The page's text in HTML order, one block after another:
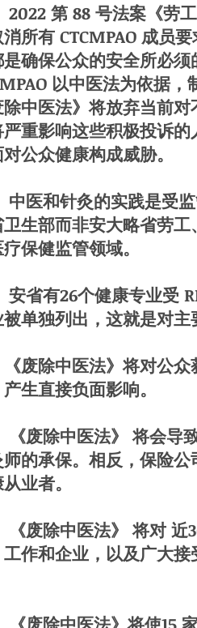
第 88 号法案《劳工
所有 CTCMPAO 成员
确保公众的安全所必须
以中医法为依据，
除中医法》将放弃当前
重影响这些积极投诉
公众健康构成威胁。
和针灸的实践是受监
卫生部而非安大略省劳
保健监管领域。
有26个健康专业受
单独列出，这就是对主
除中医法》将对公众
生直接负面影响。
除中医法》 将会导致
的承保。相反，保险
业者。
除中医法》 将对 近
工作和企业，以及广大